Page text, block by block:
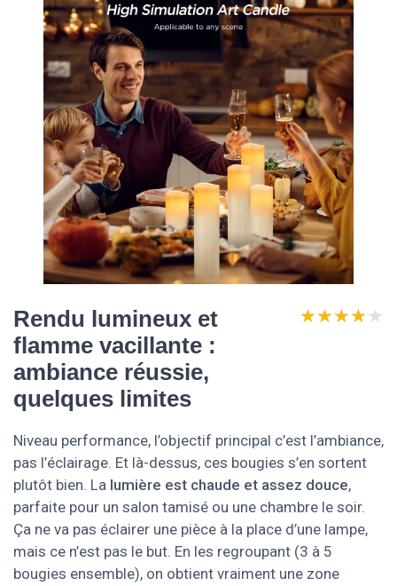
Rendu lumineux et
flamme vacillante :
ambiance réussie,
quelques limites
★★★★★
★★★★★
Niveau performance, l’objectif principal c’est l’ambiance,
pas l’éclairage. Et là-dessus, ces bougies s’en sortent
plutôt bien. La lumière est chaude et assez douce,
parfaite pour un salon tamisé ou une chambre le soir.
Ça ne va pas éclairer une pièce à la place d’une lampe,
mais ce n’est pas le but. En les regroupant (3 à 5
bougies ensemble), on obtient vraiment une zone